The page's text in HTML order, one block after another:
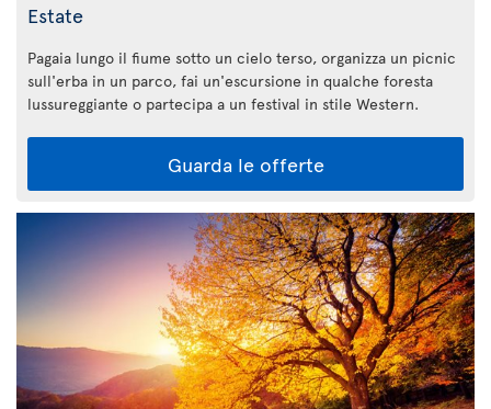
Estate
Pagaia lungo il fiume sotto un cielo terso, organizza un picnic
sull'erba in un parco, fai un'escursione in qualche foresta
lussureggiante o partecipa a un festival in stile Western.
Guarda le offerte